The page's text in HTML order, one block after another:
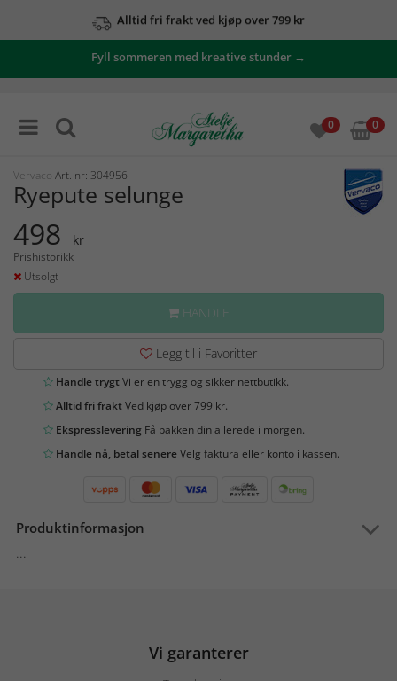
Alltid fri frakt ved kjøp over 799 kr
Fyll sommeren med kreative stunder →
0 0
Vervaco Art. nr: 304956
Ryepute selunge
498 kr
Prishistorikk
Utsolgt
HANDLE
Legg til i Favoritter
Handle trygtVi er en trygg og sikker nettbutikk.
Alltid fri fraktVed kjøp over 799 kr.
Ekspresslevering Få pakken din allerede i morgen.
Handle nå, betal senereVelg faktura eller konto i kassen.
Produktinformasjon
...
Vi garanterer